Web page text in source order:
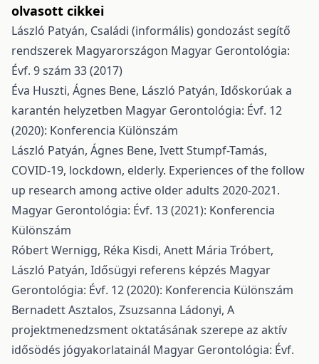
olvasott cikkei
László Patyán, Családi (informális) gondozást segítő
rendszerek Magyarországon Magyar Gerontológia:
Évf. 9 szám 33 (2017)
Éva Huszti, Ágnes Bene, László Patyán, Időskorúak a
karantén helyzetben Magyar Gerontológia: Évf. 12
(2020): Konferencia Különszám
László Patyán, Ágnes Bene, Ivett Stumpf-Tamás,
COVID-19, lockdown, elderly. Experiences of the follow
up research among active older adults 2020-2021.
Magyar Gerontológia: Évf. 13 (2021): Konferencia
Különszám
Róbert Wernigg, Réka Kisdi, Anett Mária Tróbert,
László Patyán, Idősügyi referens képzés Magyar
Gerontológia: Évf. 12 (2020): Konferencia Különszám
Bernadett Asztalos, Zsuzsanna Ládonyi, A
projektmenedzsment oktatásának szerepe az aktív
idősödés jógyakorlatainál Magyar Gerontológia: Évf.